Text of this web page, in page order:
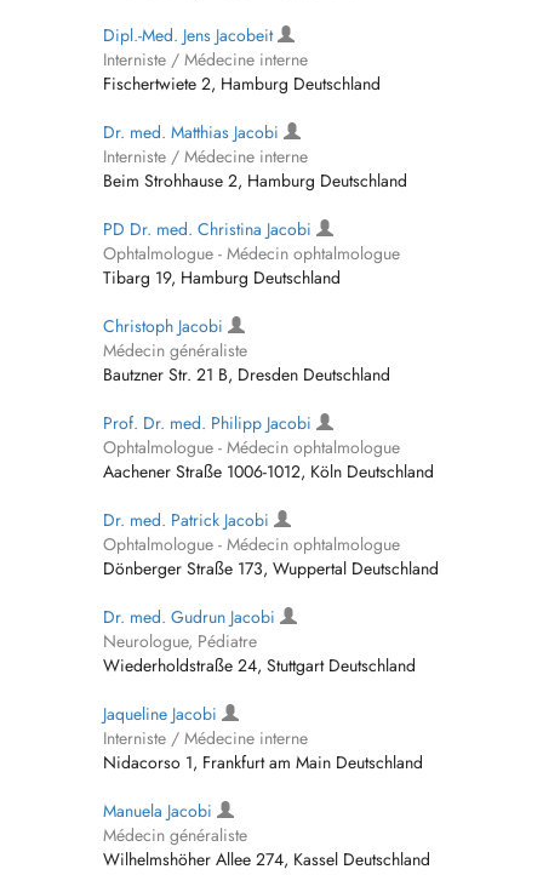
Dipl.-Med. Jens Jacobeit
Interniste / Médecine interne
Fischertwiete 2, Hamburg Deutschland
Dr. med. Matthias Jacobi
Interniste / Médecine interne
Beim Strohhause 2, Hamburg Deutschland
PD Dr. med. Christina Jacobi
Ophtalmologue - Médecin ophtalmologue
Tibarg 19, Hamburg Deutschland
Christoph Jacobi
Médecin généraliste
Bautzner Str. 21 B, Dresden Deutschland
Prof. Dr. med. Philipp Jacobi
Ophtalmologue - Médecin ophtalmologue
Aachener Straße 1006-1012, Köln Deutschland
Dr. med. Patrick Jacobi
Ophtalmologue - Médecin ophtalmologue
Dönberger Straße 173, Wuppertal Deutschland
Dr. med. Gudrun Jacobi
Neurologue, Pédiatre
Wiederholdstraße 24, Stuttgart Deutschland
Jaqueline Jacobi
Interniste / Médecine interne
Nidacorso 1, Frankfurt am Main Deutschland
Manuela Jacobi
Médecin généraliste
Wilhelmshöher Allee 274, Kassel Deutschland